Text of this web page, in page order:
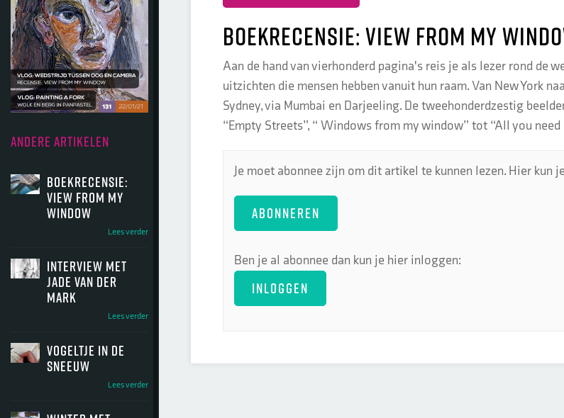
ANDERE ARTIKELEN
Boekrecensie:
View from my
window
Lees verder
Interview met
Jade van der
Mark
Lees verder
Vogeltje in de
sneeuw
Lees verder
Boekrecensie: View from my
Aan de hand van vierhonderd pagina's reis je als lezer rond de
uitzichten die mensen hebben vanuit hun raam. Van New York
Sydney, via Mumbai en Darjeeling. De tweehonderdzestig
“Empty Streets”, “ Windows from my window” tot “All you need
Je moet abonnee zijn om dit artikel te kunnen lezen. Hier kun
ABONNEREN
Ben je al abonnee dan kun je hier inloggen:
INLOGGEN